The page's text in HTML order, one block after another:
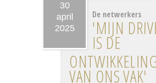
30
april
2025
De netwerkers
'MIJN
IS DE
VAN ONS VAK'